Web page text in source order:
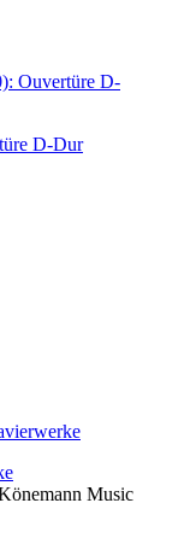
D-Dur
Music